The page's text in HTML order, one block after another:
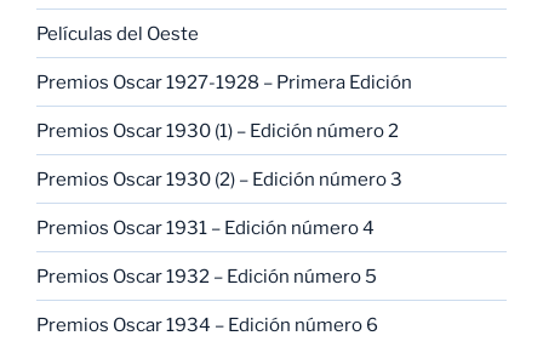
Películas del Oeste
Premios Oscar 1927-1928 – Primera Edición
Premios Oscar 1930 (1) – Edición número 2
Premios Oscar 1930 (2) – Edición número 3
Premios Oscar 1931 – Edición número 4
Premios Oscar 1932 – Edición número 5
Premios Oscar 1934 – Edición número 6